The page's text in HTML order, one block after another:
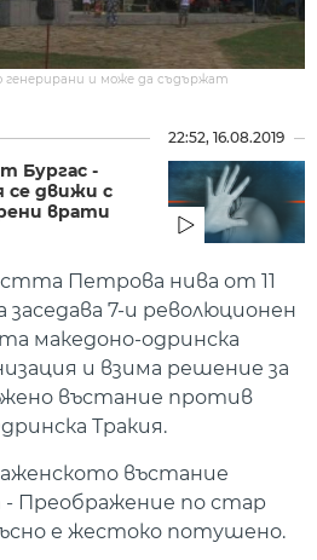
и може да съдържат
Бургас -
се движи с
врати
22:52, 16.08.2019
Петрова нива от 11
заседава 7-и революционен
македоно-одринска
и взима решение за
въстание против
Тракия.
въстание
- Преображение по стар
е жестоко потушено.